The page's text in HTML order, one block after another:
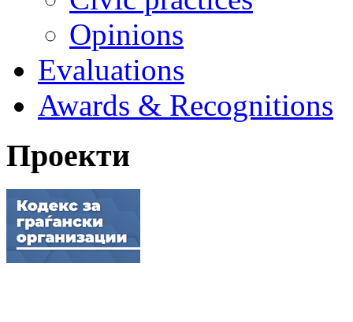
Opinions
Evaluations
Awards & Recognitions
Проекти